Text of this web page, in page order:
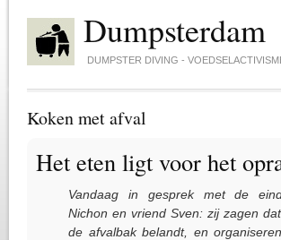
Dumpsterdam
DUMPSTER DIVING -
Koken met afval
Het eten ligt voor het
Vandaag in gesprek met de
Nichon en vriend Sven: zij zagen
de afvalbak belandt, en